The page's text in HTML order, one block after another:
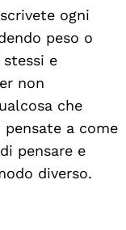
ogni
peso o
e
non
che
a come
pensare e
diverso.